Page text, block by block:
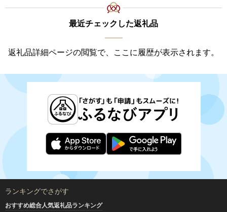
最近チェックした返礼品
返礼品詳細ページの閲覧で、ここに履歴が表示されます。
ランキングでさがす
おすすめ総合人気返礼品ランキング